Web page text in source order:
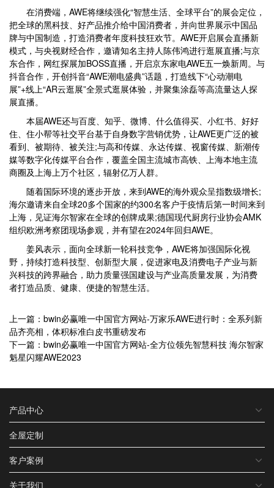
在消费端，AWE将继续强化“智慧生活、全球平台”的展会定位，
把全球的黑科技、好产品推介给中国消费者，并向世界展示中国品
牌与中国制造，打造消费者年度科技狂欢节。AWE开启展会直播新
模式，与央视财经合作，邀请知名主持人陈伟鸿进行逛展直播;与京
东合作，网红探展加BOSS直播，开启京东家电AWE五一焕新周。与
抖音合作，开创抖音“AWE潮电盛典”话题，打造线下“心动潮电
展”+线上“AR云逛展”全景式逛展体验，并聚集涂磊等高流量达人探
展直播。
本届AWE还与百度、知乎、微博、什么值得买、小红书、好好
住、住小帮等社交平台基于自身数字营销优势，让AWE更广泛的被
看到、被期待、被关注;与高和传媒、永达传媒、视窗传媒、新潮传
媒等数字化传媒平台合作，覆盖全国主流城市高铁、上海本地主流
商圈及上海上万个社区，辐射亿万人群。
随着国际环境的逐步开放，来到AWE的海外观众呈指数级增长;
海尔邀请来自全球20多个国家的约300名客户于疫情后第一时间来到
上海，见证海尔智家在全球的创牌成果;德国现代厨房行业协会AMK
组织欧洲考察团现场参观，并有望在2024年回归AWE。
姜风表示，面向全球新一轮科技竞争，AWE将加强国际化视
野，持续打造科技型、创新型大展，促进家电及消费电子产业与新
兴科技的跨界融合，助力质量强国建设与产业高质量发展，为消费
者打造品质、健康、便捷的智慧生活。
上一篇：bwin必赢唯一中国官方网站-万家乐AWE进行时：全系列新
品齐亮相，体积标准白皮书重磅发布
下一篇：bwin必赢唯一中国官方网站-全方位领先智慧科技 海尔智家
魁星闪耀AWE2023
产品中心
全屋定制
客户案例
关于我们